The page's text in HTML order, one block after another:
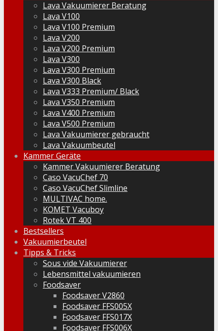
Lava Vakuumierer Beratung
Lava V100
Lava V100 Premium
Lava V200
Lava V200 Premium
Lava V300
Lava V300 Premium
Lava V300 Black
Lava V333 Premium/ Black
Lava V350 Premium
Lava V400 Premium
Lava V500 Premium
Lava Vakuumierer gebraucht
Lava Vakuumbeutel
Kammer Geräte
Kammer Vakuumierer Beratung
Caso VacuChef 70
Caso VacuChef Slimline
MULTIVAC home.
KOMET Vacuboy
Rotek VT 400
Bestsellers
Vakuumierbeutel
Tipps & Tricks
Sous vide Vakuumierer
Lebensmittel vakuumieren
Foodsaver
Foodsaver V2860
Foodsaver FFS005X
Foodsaver FFS017X
Foodsaver FFS006X